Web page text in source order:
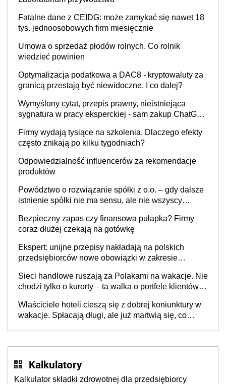
Fatalne dane z CEIDG: może zamykać się nawet 18
tys. jednoosobowych firm miesięcznie
Umowa o sprzedaż płodów rolnych. Co rolnik
wiedzieć powinien
Optymalizacja podatkowa a DAC8 - kryptowaluty za
granicą przestają być niewidoczne. I co dalej?
Wymyślony cytat, przepis prawny, nieistniejąca
sygnatura w pracy eksperckiej - sam zakup ChatGPT
Firmy wydają tysiące na szkolenia. Dlaczego efekty
często znikają po kilku tygodniach?
Odpowiedzialność influencerów za rekomendacje
produktów
Powództwo o rozwiązanie spółki z o.o. – gdy dalsze
istnienie spółki nie ma sensu, ale nie wszyscy
Bezpieczny zapas czy finansowa pułapka? Firmy
coraz dłużej czekają na gotówkę
Ekspert: unijne przepisy nakładają na polskich
przedsiębiorców nowe obowiązki w zakresie
Sieci handlowe ruszają za Polakami na wakacje. Nie
chodzi tylko o kurorty – ta walka o portfele klientów
cichu
Właściciele hoteli cieszą się z dobrej koniunktury w
wakacje. Spłacają długi, ale już martwią się, co
Kalkulatory
Kalkulator składki zdrowotnej dla przedsiębiorcy